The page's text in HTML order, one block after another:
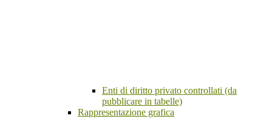
Enti di diritto privato controllati (da
pubblicare in tabelle)
Rappresentazione grafica